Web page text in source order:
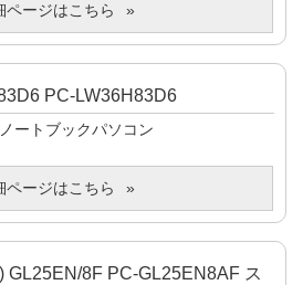
ページはこちら
PC-LW36H83D6
ノートブックパソコン
ページはこちら
GL25EN/8F PC-GL25EN8AF ス